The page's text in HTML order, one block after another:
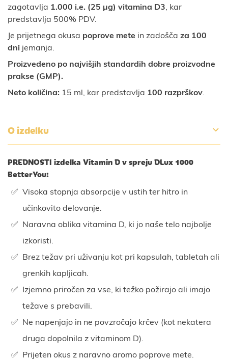
zagotavlja 1.000 i.e. (25 µg) vitamina D3, kar
predstavlja 500% PDV.
Je prijetnega okusa poprove mete in zadošča za 100
dni jemanja.
Proizvedeno po najvišjih standardih dobre proizvodne
prakse (GMP).
Neto količina: 15 ml, kar predstavlja 100 razprškov.
O izdelku
PREDNOSTI izdelka Vitamin D v spreju DLux 1000
BetterYou:
Visoka stopnja absorpcije v ustih ter hitro in
učinkovito delovanje.
Naravna oblika vitamina D, ki jo naše telo najbolje
izkoristi.
Brez težav pri uživanju kot pri kapsulah, tabletah ali
grenkih kapljicah.
Izjemno priročen za vse, ki težko požirajo ali imajo
težave s prebavili.
Ne napenjajo in ne povzročajo krčev (kot nekatera
druga dopolnila z vitaminom D).
Prijeten okus z naravno aromo poprove mete.